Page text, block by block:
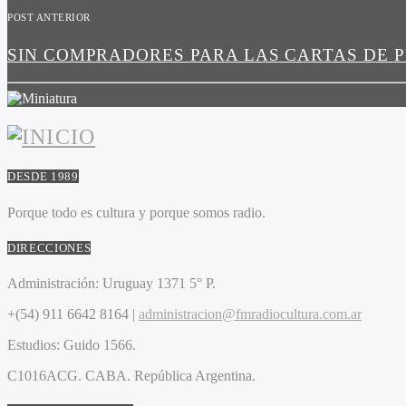
POST ANTERIOR
SIN COMPRADORES PARA LAS CARTAS DE
DESDE 1989
Porque todo es cultura y porque somos radio.
DIRECCIONES
Administración: Uruguay 1371 5° P.
+(54) 911 6642 8164 | administracion@fmradiocultura.com.ar
Estudios: Guido 1566.
C1016ACG. CABA. República Argentina.